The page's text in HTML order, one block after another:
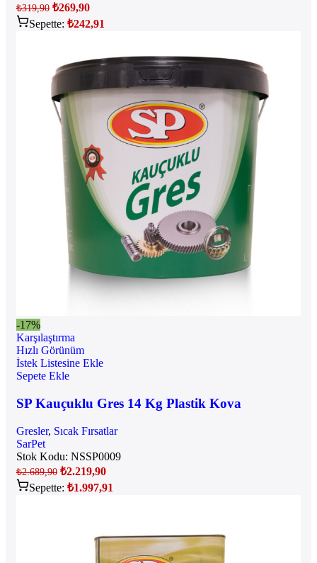
₺319,90 ₺269,90
Sepette: ₺242,91
-17%
Karşılaştırma
Hızlı Görünüm
İstek Listesine Ekle
Sepete Ekle
SP Kauçuklu Gres 14 Kg Plastik Kova
Gresler, Sıcak Fırsatlar
SarPet
Stok Kodu: NSSP0009
₺2.689,90 ₺2.219,90
Sepette: ₺1.997,91